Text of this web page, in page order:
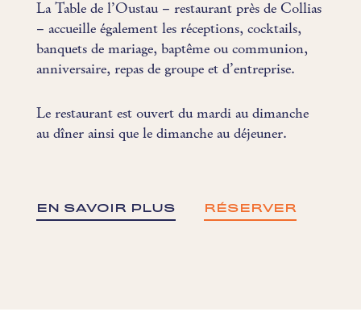
La Table de l’Oustau – restaurant près de Collias
– accueille également les réceptions, cocktails,
banquets de mariage, baptême ou communion,
anniversaire, repas de groupe et d’entreprise.
Le restaurant est ouvert du mardi au dimanche
au dîner ainsi que le dimanche au déjeuner.
EN SAVOIR PLUS RÉSERVER